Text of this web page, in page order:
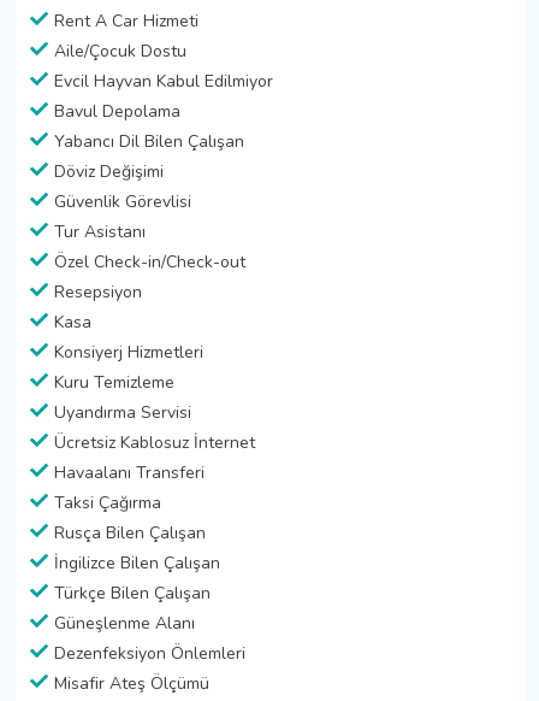
Rent A Car Hizmeti
Aile/Çocuk Dostu
Evcil Hayvan Kabul Edilmiyor
Bavul Depolama
Yabancı Dil Bilen Çalışan
Döviz Değişimi
Güvenlik Görevlisi
Tur Asistanı
Özel Check-in/Check-out
Resepsiyon
Kasa
Konsiyerj Hizmetleri
Kuru Temizleme
Uyandırma Servisi
Ücretsiz Kablosuz İnternet
Havaalanı Transferi
Taksi Çağırma
Rusça Bilen Çalışan
İngilizce Bilen Çalışan
Türkçe Bilen Çalışan
Güneşlenme Alanı
Dezenfeksiyon Önlemleri
Misafir Ateş Ölçümü